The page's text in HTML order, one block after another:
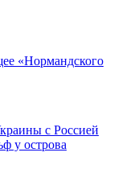
«Нормандского
с Россией
у острова